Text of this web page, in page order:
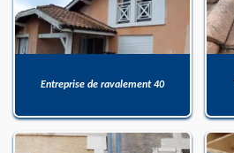
Entreprise de ravalement 40